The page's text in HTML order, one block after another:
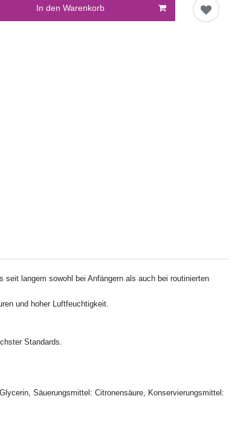
In den Warenkorb
langem sowohl bei Anfängern als auch bei routinierten
und hoher Luftfeuchtigkeit.
Standards.
Säuerungsmittel: Citronensäure, Konservierungsmittel: